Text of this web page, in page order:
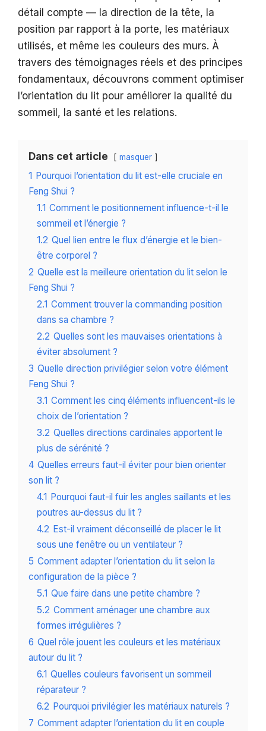
détail compte — la direction de la tête, la
position par rapport à la porte, les matériaux
utilisés, et même les couleurs des murs. À
travers des témoignages réels et des principes
fondamentaux, découvrons comment optimiser
l’orientation du lit pour améliorer la qualité du
sommeil, la santé et les relations.
Dans cet article masquer
1 Pourquoi l’orientation du lit est-elle cruciale en
Feng Shui ?
1.1 Comment le positionnement influence-t-il le
sommeil et l’énergie ?
1.2 Quel lien entre le flux d’énergie et le bien-
être corporel ?
2 Quelle est la meilleure orientation du lit selon le
Feng Shui ?
2.1 Comment trouver la commanding position
dans sa chambre ?
2.2 Quelles sont les mauvaises orientations à
éviter absolument ?
3 Quelle direction privilégier selon votre élément
Feng Shui ?
3.1 Comment les cinq éléments influencent-ils le
choix de l’orientation ?
3.2 Quelles directions cardinales apportent le
plus de sérénité ?
4 Quelles erreurs faut-il éviter pour bien orienter
son lit ?
4.1 Pourquoi faut-il fuir les angles saillants et les
poutres au-dessus du lit ?
4.2 Est-il vraiment déconseillé de placer le lit
sous une fenêtre ou un ventilateur ?
5 Comment adapter l’orientation du lit selon la
configuration de la pièce ?
5.1 Que faire dans une petite chambre ?
5.2 Comment aménager une chambre aux
formes irrégulières ?
6 Quel rôle jouent les couleurs et les matériaux
autour du lit ?
6.1 Quelles couleurs favorisent un sommeil
réparateur ?
6.2 Pourquoi privilégier les matériaux naturels ?
7 Comment adapter l’orientation du lit en couple